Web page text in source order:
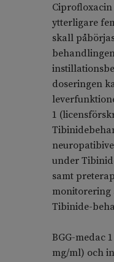
Ciprofloxacin
ytterligare
skall
doseringen
1
under
samt
monitorering
Tibinide-
BGG-medac
mg/ml) och